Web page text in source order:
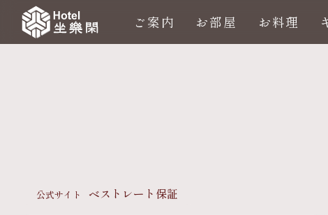
ご案内 お部屋 お料理
公式サイト ベストレート保証